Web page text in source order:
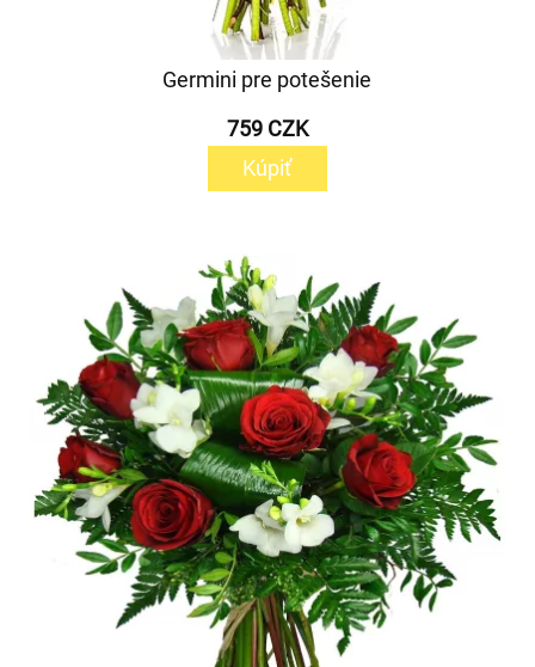
Germini pre potešenie
759 CZK
Kúpiť